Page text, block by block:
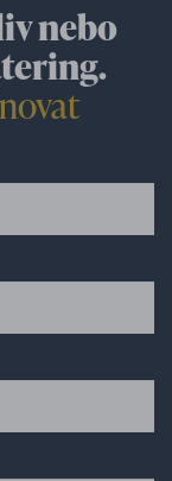
nebo